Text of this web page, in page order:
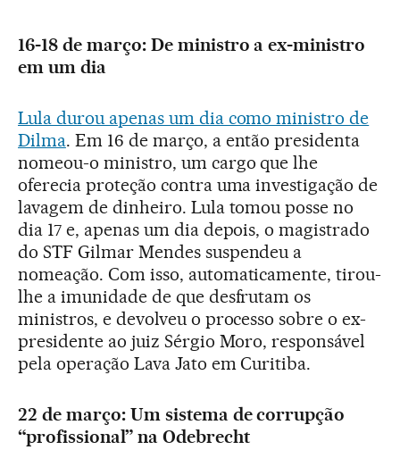
16-18 de março: De ministro a ex-ministro
em um dia
Lula durou apenas um dia como ministro de
Dilma. Em 16 de março, a então presidenta
nomeou-o ministro, um cargo que lhe
oferecia proteção contra uma investigação de
lavagem de dinheiro. Lula tomou posse no
dia 17 e, apenas um dia depois, o magistrado
do STF Gilmar Mendes suspendeu a
nomeação. Com isso, automaticamente, tirou-
lhe a imunidade de que desfrutam os
ministros, e devolveu o processo sobre o ex-
presidente ao juiz Sérgio Moro, responsável
pela operação Lava Jato em Curitiba.
22 de março: Um sistema de corrupção
“profissional” na Odebrecht